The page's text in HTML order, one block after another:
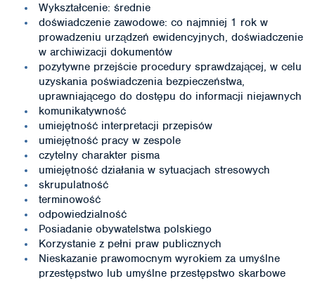
Wykształcenie: średnie
doświadczenie zawodowe: co najmniej 1 rok w
prowadzeniu urządzeń ewidencyjnych, doświadczenie
w archiwizacji dokumentów
pozytywne przejście procedury sprawdzającej, w celu
uzyskania poświadczenia bezpieczeństwa,
uprawniającego do dostępu do informacji niejawnych
komunikatywność
umiejętność interpretacji przepisów
umiejętność pracy w zespole
czytelny charakter pisma
umiejętność działania w sytuacjach stresowych
skrupulatność
terminowość
odpowiedzialność
Posiadanie obywatelstwa polskiego
Korzystanie z pełni praw publicznych
Nieskazanie prawomocnym wyrokiem za umyślne
przestępstwo lub umyślne przestępstwo skarbowe